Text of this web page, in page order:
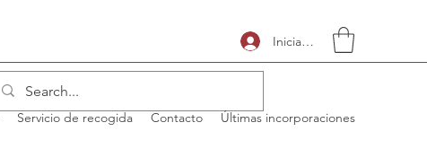
Iniciar sesión
Servicio de recogida Contacto Últimas incorporaciones